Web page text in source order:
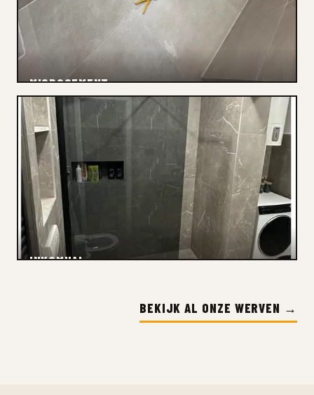
MICROCEMENT
Elektriciteit
INKOMHAL
BEKIJK AL ONZE WERVEN →